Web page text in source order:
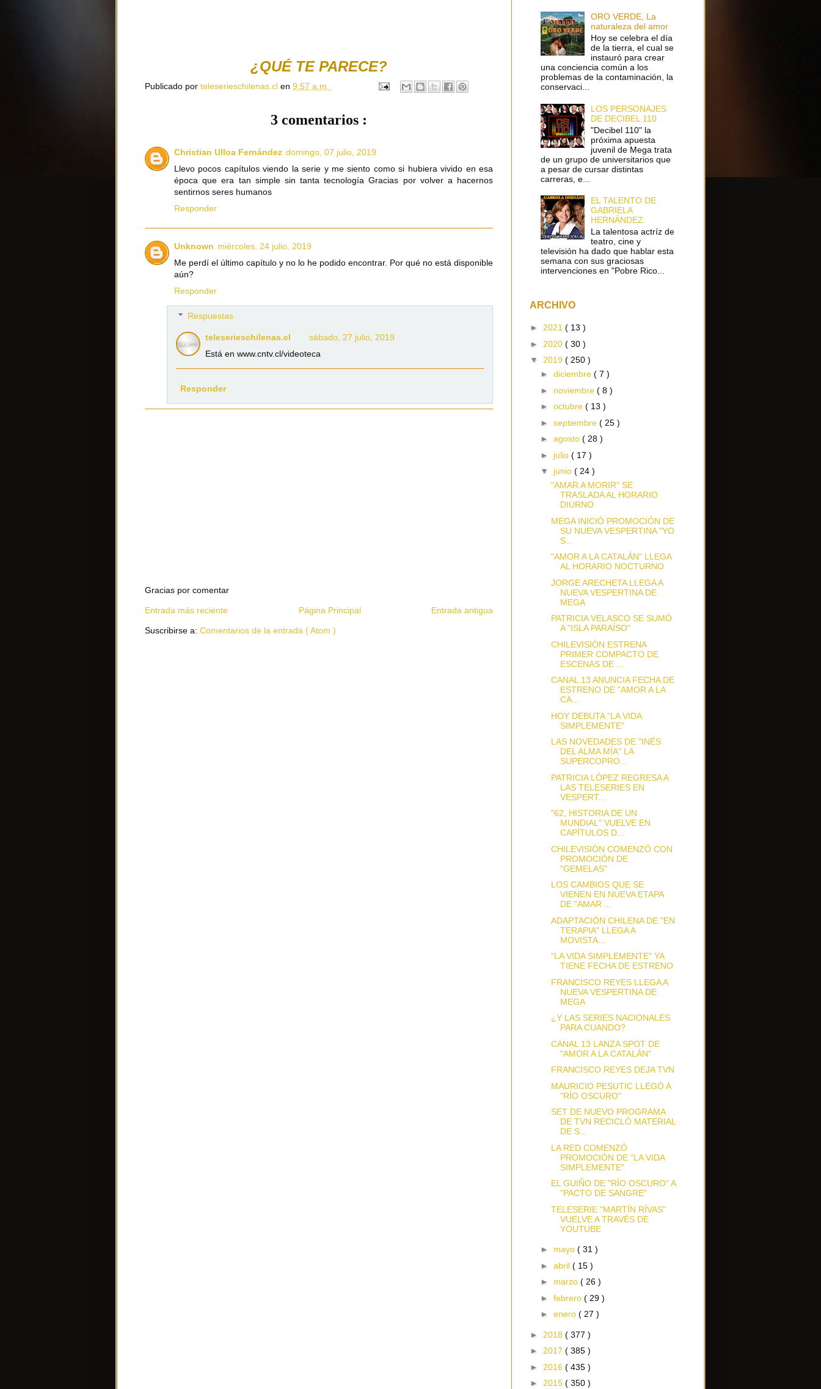
¿QUÉ TE PARECE?
Publicado por teleserieschilenas.cl en 9:57 a.m.
3 comentarios :
Christian Ulloa Fernández domingo, 07 julio, 2019
Llevo pocos capítulos viendo la serie y me siento como si hubiera vivido en esa
época que era tan simple sin tanta tecnología Gracias por volver a hacernos
sentirnos seres humanos
Responder
Unknown miércoles, 24 julio, 2019
Me perdí el último capítulo y no lo he podido encontrar. Por qué no está disponible
aún?
Responder
Respuestas
teleserieschilenas.cl
sábado, 27 julio, 2019
Está en www.cntv.cl/videoteca
Responder
Gracias por comentar
Entrada más reciente Entrada antigua
Página Principal
Suscribirse a: Comentarios de la entrada ( Atom )
ORO VERDE, La
naturaleza del amor
Hoy se celebra el día
de la tierra, el cual se
instauró para crear
una conciencia común a los
problemas de la contaminación, la
conservaci...
LOS PERSONAJES
DE DECIBEL 110
"Decibel 110" la
próxima apuesta
juvenil de Mega trata
de un grupo de universitarios que
a pesar de cursar distintas
carreras, e...
EL TALENTO DE
GABRIELA
HERNÁNDEZ
La talentosa actríz de
teatro, cine y
televisión ha dado que hablar esta
semana con sus graciosas
intervenciones en "Pobre Rico...
ARCHIVO
► 2021 ( 13 )
► 2020 ( 30 )
▼ 2019 ( 250 )
► diciembre ( 7 )
► noviembre ( 8 )
► octubre ( 13 )
► septiembre ( 25 )
► agosto ( 28 )
► julio ( 17 )
▼ junio ( 24 )
"AMAR A MORIR" SE
TRASLADA AL HORARIO
DIURNO
MEGA INICIÓ PROMOCIÓN DE
SU NUEVA VESPERTINA "YO
S...
"AMOR A LA CATALÁN" LLEGA
AL HORARIO NOCTURNO
JORGE ARECHETA LLEGA A
NUEVA VESPERTINA DE
MEGA
PATRICIA VELASCO SE SUMÓ
A "ISLA PARAÍSO"
CHILEVISIÓN ESTRENA
PRIMER COMPACTO DE
ESCENAS DE ...
CANAL 13 ANUNCIA FECHA DE
ESTRENO DE "AMOR A LA
CA...
HOY DEBUTA "LA VIDA
SIMPLEMENTE"
LAS NOVEDADES DE "INÉS
DEL ALMA MÍA" LA
SUPERCOPRO...
PATRICIA LÓPEZ REGRESA A
LAS TELESERIES EN
VESPERT...
"62, HISTORIA DE UN
MUNDIAL" VUELVE EN
CAPÍTULOS D...
CHILEVISIÓN COMENZÓ CON
PROMOCIÓN DE
"GEMELAS"
LOS CAMBIOS QUE SE
VIENEN EN NUEVA ETAPA
DE "AMAR ...
ADAPTACIÓN CHILENA DE "EN
TERAPIA" LLEGA A
MOVISTA...
"LA VIDA SIMPLEMENTE" YA
TIENE FECHA DE ESTRENO
FRANCISCO REYES LLEGA A
NUEVA VESPERTINA DE
MEGA
¿Y LAS SERIES NACIONALES
PARA CUANDO?
CANAL 13 LANZA SPOT DE
"AMOR A LA CATALÁN"
FRANCISCO REYES DEJA TVN
MAURICIO PESUTIC LLEGÓ A
"RÍO OSCURO"
SET DE NUEVO PROGRAMA
DE TVN RECICLÓ MATERIAL
DE S...
LA RED COMENZÓ
PROMOCIÓN DE "LA VIDA
SIMPLEMENTE"
EL GUIÑO DE "RÍO OSCURO" A
"PACTO DE SANGRE"
TELESERIE "MARTÍN RÍVAS"
VUELVE A TRAVÉS DE
YOUTUBE
► mayo ( 31 )
► abril ( 15 )
► marzo ( 26 )
► febrero ( 29 )
► enero ( 27 )
► 2018 ( 377 )
► 2017 ( 385 )
► 2016 ( 435 )
► 2015 ( 350 )